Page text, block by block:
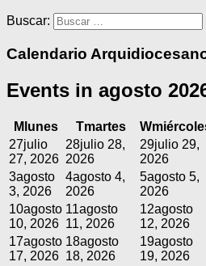
Buscar:
Calendario
Events in agosto
M lunes Tmartes W
27julio
27, 2026
28julio 28,
2026
29julio 29,
2026
3agosto
3, 2026
4agosto 4,
2026
5agosto 5,
2026
10agosto
10, 2026
11agosto
11, 2026
12agosto
12, 2026
17agosto
17, 2026
18agosto
18, 2026
19agosto
19, 2026